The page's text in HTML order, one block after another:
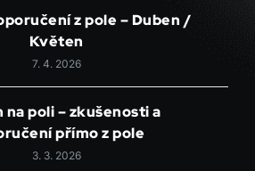
z pole – Duben /
Květen
7. 4. 2026
na poli – zkušenosti a
přímo z pole
3. 3. 2026